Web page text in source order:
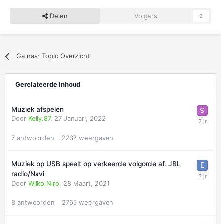
Delen Volgers 0
Ga naar Topic Overzicht
Gerelateerde Inhoud
Muziek afspelen
Door Kelly.87, 27 Januari, 2022
7 antwoorden 2232 weergaven
Muziek op USB speelt op verkeerde volgorde af. JBL
radio/Navi
Door Wilko Niro, 28 Maart, 2021
8 antwoorden 2765 weergaven